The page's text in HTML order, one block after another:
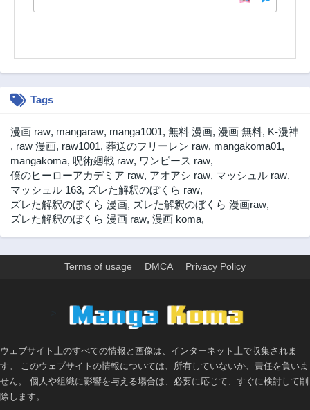
Tags
漫画 raw, mangaraw, manga1001, 無料 漫画, 漫画 無料, K-漫神
, raw 漫画, raw1001, 葬送のフリーレン raw, mangakoma01,
mangakoma, 呪術廻戦 raw, ワンピース raw,
僕のヒーローアカデミア raw, アオアシ raw, マッシュル raw,
マッシュル 163, ズレた解釈のぼくら raw,
ズレた解釈のぼくら 漫画, ズレた解釈のぼくら 漫画raw,
ズレた解釈のぼくら 漫画 raw, 漫画 koma,
Terms of usage DMCA Privacy Policy
ウェブサイト上のすべての情報と画像は、インターネット上で収集されま
す。 このウェブサイトの情報については、所有していないか、責任を負いま
せん。 個人や組織に影響を与える場合は、必要に応じて、すぐに検討して削
除します。